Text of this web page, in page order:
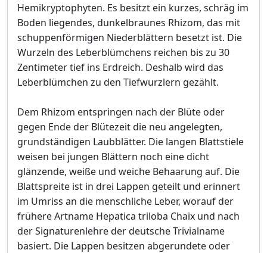
Hemikryptophyten. Es besitzt ein kurzes, schräg im
Boden liegendes, dunkelbraunes Rhizom, das mit
schuppenförmigen Niederblättern besetzt ist. Die
Wurzeln des Leberblümchens reichen bis zu 30
Zentimeter tief ins Erdreich. Deshalb wird das
Leberblümchen zu den Tiefwurzlern gezählt.
Dem Rhizom entspringen nach der Blüte oder
gegen Ende der Blütezeit die neu angelegten,
grundständigen Laubblätter. Die langen Blattstiele
weisen bei jungen Blättern noch eine dicht
glänzende, weiße und weiche Behaarung auf. Die
Blattspreite ist in drei Lappen geteilt und erinnert
im Umriss an die menschliche Leber, worauf der
frühere Artname Hepatica triloba Chaix und nach
der Signaturenlehre der deutsche Trivialname
basiert. Die Lappen besitzen abgerundete oder